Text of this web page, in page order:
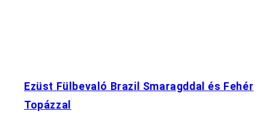
Ezüst Fülbevaló Brazil Smaragddal és Fehér
Topázzal